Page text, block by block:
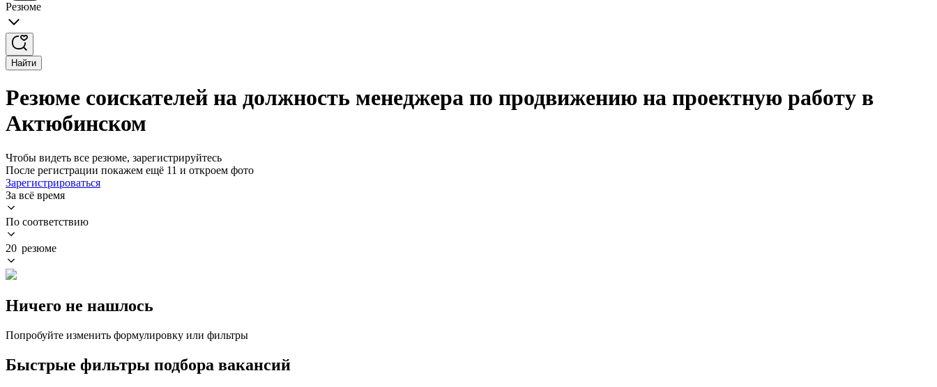
Резюме
Найти
Резюме соискателей на должность менеджера по продвижению на проектную работу в
Актюбинском
Чтобы видеть все резюме, зарегистрируйтесь
После регистрации покажем ещё 11 и откроем фото
Зарегистрироваться
За всё время
По соответствию
20 резюме
Ничего не нашлось
Попробуйте изменить формулировку или фильтры
Быстрые фильтры подбора вакансий